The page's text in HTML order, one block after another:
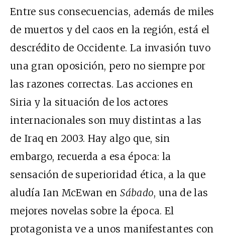
Entre sus consecuencias, además de miles
de muertos y del caos en la región, está el
descrédito de Occidente. La invasión tuvo
una gran oposición, pero no siempre por
las razones correctas. Las acciones en
Siria y la situación de los actores
internacionales son muy distintas a las
de Iraq en 2003. Hay algo que, sin
embargo, recuerda a esa época: la
sensación de superioridad ética, a la que
aludía Ian McEwan enSábado, una de las
mejores novelas sobre la época. El
protagonista ve a unos manifestantes con